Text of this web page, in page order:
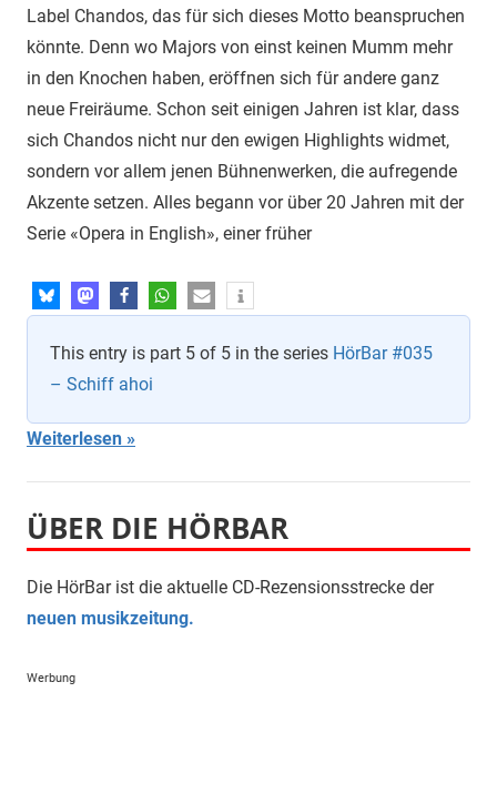
Label Chandos, das für sich dieses Motto beanspruchen
könnte. Denn wo Majors von einst keinen Mumm mehr
in den Knochen haben, eröffnen sich für andere ganz
neue Freiräume. Schon seit einigen Jahren ist klar, dass
sich Chandos nicht nur den ewigen Highlights widmet,
sondern vor allem jenen Bühnenwerken, die aufregende
Akzente setzen. Alles begann vor über 20 Jahren mit der
Serie «Opera in English», einer früher
This entry is part 5 of 5 in the series HörBar #035
– Schiff ahoi
Weiterlesen
ÜBER DIE HÖRBAR
Die HörBar ist die aktuelle CD-Rezensionsstrecke der
neuen musikzeitung.
Werbung